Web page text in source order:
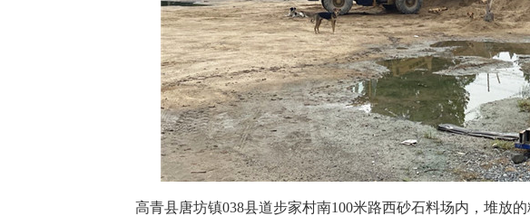
高青县唐坊镇038县道步家村南100米路西砂石料场内，堆放的